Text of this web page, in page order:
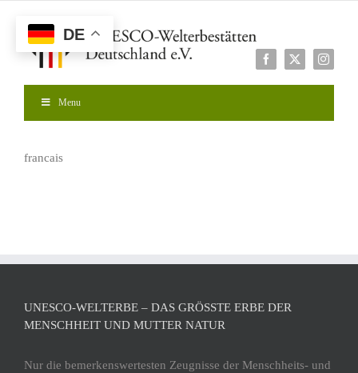
springen
Facebook
X
Menu
francais
UNESCO-WELTERBE – DAS GRÖSSTE ERBE DER M
ENSCHHEIT UND MUTTER NATUR
Nur die bemerkenswertesten Zeugnisse der Menschheits- und
DE